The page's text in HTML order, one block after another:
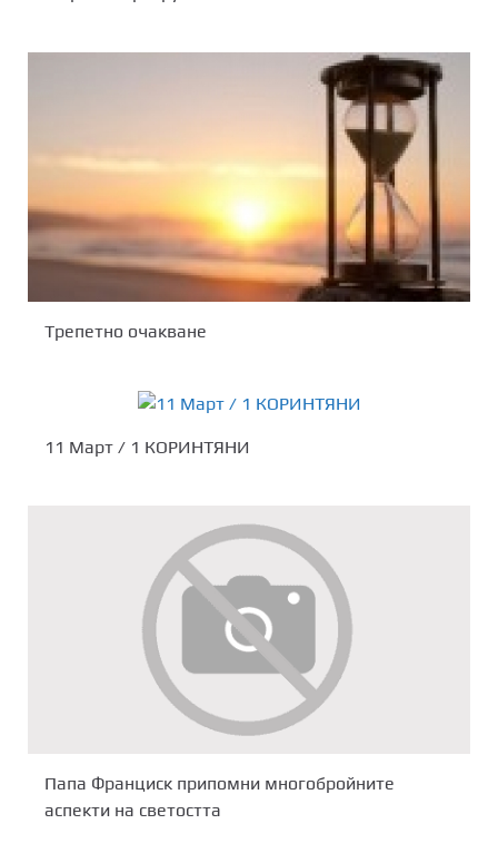
Tрепетно очакване
11 Март / 1 КОРИНТЯНИ
Папа Франциск припомни многобройните
аспекти на светостта